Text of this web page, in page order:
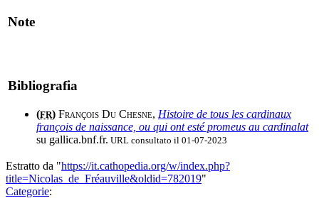
Note
Bibliografia
(FR) François Du Chesne, Histoire de tous les cardinaux
françois de naissance, ou qui ont esté promeus au cardinalat
su gallica.bnf.fr. URL consultato il 01-07-2023
Estratto da "https://it.cathopedia.org/w/index.php?
title=Nicolas_de_Fréauville&oldid=782019"
Categorie: